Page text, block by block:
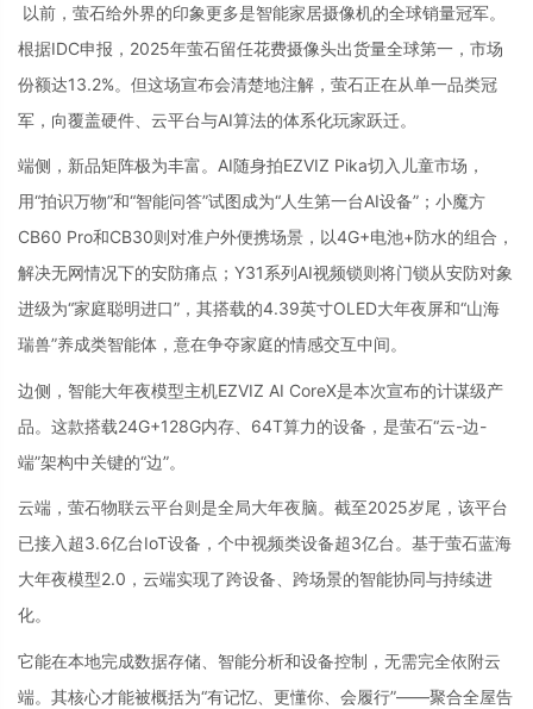
以前，萤石给外界的印象更多是智能家居摄像机的全球销量冠军。
根据IDC申报，2025年萤石留任花费摄像头出货量全球第一，市场
份额达13.2%。但这场宣布会清楚地注解，萤石正在从单一品类冠
军，向覆盖硬件、云平台与AI算法的体系化玩家跃迁。
端侧，新品矩阵极为丰富。AI随身拍EZVIZ Pika切入儿童市场，
用“拍识万物”和“智能问答”试图成为“人生第一台AI设备”；小魔方
CB60 Pro和CB30则对准户外便携场景，以4G+电池+防水的组合，
解决无网情况下的安防痛点；Y31系列AI视频锁则将门锁从安防对象
进级为“家庭聪明进口”，其搭载的4.39英寸OLED大年夜屏和“山海
瑞兽”养成类智能体，意在争夺家庭的情感交互中间。
边侧，智能大年夜模型主机EZVIZ AI CoreX是本次宣布的计谋级产
品。这款搭载24G+128G内存、64T算力的设备，是萤石“云-边-
端”架构中关键的“边”。
云端，萤石物联云平台则是全局大年夜脑。截至2025岁尾，该平台
已接入超3.6亿台IoT设备，个中视频类设备超3亿台。基于萤石蓝海
大年夜模型2.0，云端实现了跨设备、跨场景的智能协同与持续进
化。
它能在本地完成数据存储、智能分析和设备控制，无需完全依附云
端。其核心才能被概括为“有记忆、更懂你、会履行”——聚合全屋告